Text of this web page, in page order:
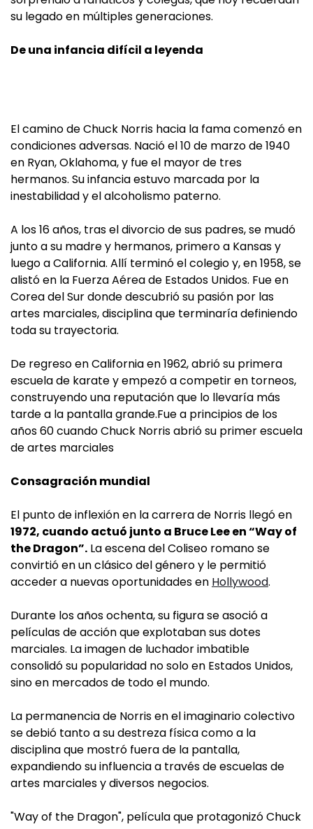
su legado en múltiples generaciones.
De una infancia difícil a leyenda
El camino de Chuck Norris hacia la fama comenzó en
condiciones adversas. Nació el 10 de marzo de 1940
en Ryan, Oklahoma, y fue el mayor de tres
hermanos. Su infancia estuvo marcada por la
inestabilidad y el alcoholismo paterno.
A los 16 años, tras el divorcio de sus padres, se mudó
junto a su madre y hermanos, primero a Kansas y
luego a California. Allí terminó el colegio y, en 1958, se
alistó en la Fuerza Aérea de Estados Unidos. Fue en
Corea del Sur donde descubrió su pasión por las
artes marciales, disciplina que terminaría definiendo
toda su trayectoria.
De regreso en California en 1962, abrió su primera
escuela de karate y empezó a competir en torneos,
construyendo una reputación que lo llevaría más
tarde a la pantalla grande.Fue a principios de los
años 60 cuando Chuck Norris abrió su primer escuela
de artes marciales
Consagración mundial
El punto de inflexión en la carrera de Norris llegó en
1972, cuando actuó junto a Bruce Lee en “Way of
the Dragon”. La escena del Coliseo romano se
convirtió en un clásico del género y le permitió
acceder a nuevas oportunidades en Hollywood.
Durante los años ochenta, su figura se asoció a
películas de acción que explotaban sus dotes
marciales. La imagen de luchador imbatible
consolidó su popularidad no solo en Estados Unidos,
sino en mercados de todo el mundo.
La permanencia de Norris en el imaginario colectivo
se debió tanto a su destreza física como a la
disciplina que mostró fuera de la pantalla,
expandiendo su influencia a través de escuelas de
artes marciales y diversos negocios.
"Way of the Dragon", película que protagonizó Chuck